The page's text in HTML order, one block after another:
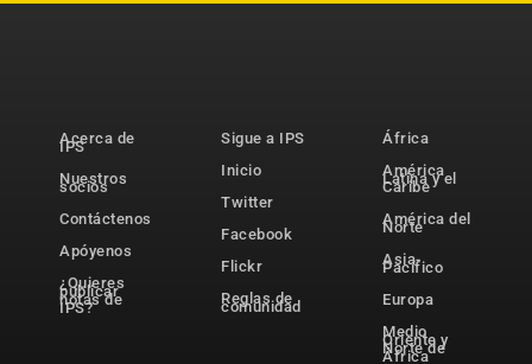
Acerca de
IPS
Nuestros
socios
Contáctenos
Apóyenos
¿Quieres
publicar
notas de
IPS?
Sigue a IPS
Inicio
Twitter
Facebook
Flickr
Reglas de
comunidad
África
América
Latina y el
Caribe
América del
Norte
Asia-
Pacífico
Europa
Medio
Oriente y
Norte de
África